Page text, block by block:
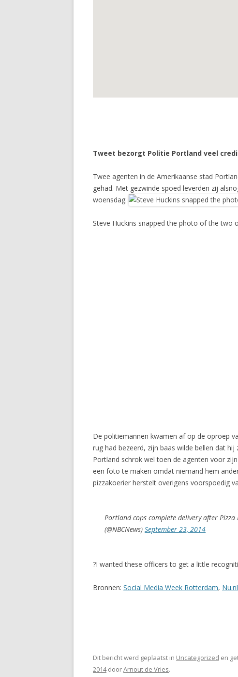
Tweet bezorgt Politie Portland veel
Twee agenten in de Amerikaanse stad
gehad. Met gezwinde spoed leverden zij
woensdag.
Steve Huckins snapped the photo of the two
De politiemannen kwamen af op de oproep
rug had bezeerd, zijn baas wilde bellen dat
Portland schrok wel toen de agenten voor
een foto te maken omdat niemand hem
pizzakoerier herstelt overigens voorspoedig
Portland cops complete delivery after
(@NBCNews) September 23, 2014
?I wanted these officers to get a little
Bronnen: Social Media Week Rotterdam, Nu.nl
Dit bericht werd geplaatst in Uncategorized en
2014doorArnout de Vries.